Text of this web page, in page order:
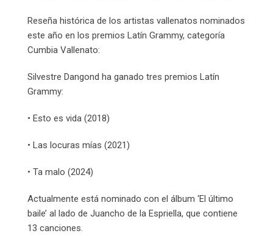
Reseña histórica de los artistas vallenatos nominados
este año en los premios Latín Grammy, categoría
Cumbia Vallenato:
Silvestre Dangond ha ganado tres premios Latín
Grammy:
• Esto es vida (2018)
• Las locuras mías (2021)
• Ta malo (2024)
Actualmente está nominado con el álbum ‘El último
baile’ al lado de Juancho de la Espriella, que contiene
13 canciones.